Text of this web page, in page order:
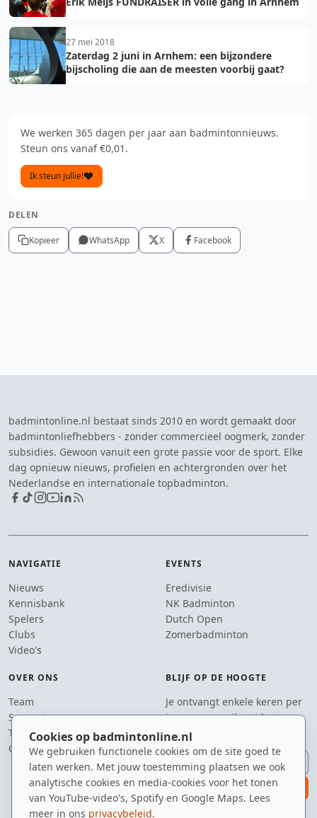
Cookies op badmintonline.nl
We gebruiken functionele cookies om de site goed te
laten werken. Met jouw toestemming plaatsen we ook
analytische cookies en media-cookies voor het tonen
van YouTube-video's, Spotify en Google Maps. Lees
meer in ons privacybeleid.
27 mei 2018
Zaterdag 2 juni in Arnhem: een bijzondere
bijscholing die aan de meesten voorbij gaat?
We werken 365 dagen per jaar aan badmintonnieuws.
Steun ons vanaf €0,01.
Ik steun jullie!
DELEN
Kopieer WhatsApp X Facebook
badmintonline.nl bestaat sinds 2010 en wordt gemaakt door
badmintonliefhebbers - zonder commercieel oogmerk, zonder
subsidies. Gewoon vanuit een grote passie voor de sport. Elke
dag opnieuw nieuws, profielen en achtergronden over het
Nederlandse en internationale topbadminton.
NAVIGATIE
Nieuws
Kennisbank
Spelers
Clubs
Video's
EVENTS
Eredivisie
NK Badminton
Dutch Open
Zomerbadminton
OVER ONS
Team
Supporters
Tip de redactie
Contact
BLIJF OP DE HOOGTE
Je ontvangt enkele keren per
jaar een e-mail met het
laatste badmintonnieuws.
E-mailadres
aanmelden